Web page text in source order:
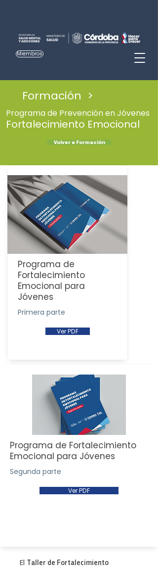
Miembros
Formación >
Programa de Prevención en Jóvenes
Fortalecimiento Emocional
Volver a Formación
Programa de
Fortalecimiento
Emocional para
Jóvenes
Primera parte
Ver PDF
Programa de Fortalecimiento
Emocional para Jóvenes
Segunda parte
Ver PDF
El
Taller de Fortalecimiento